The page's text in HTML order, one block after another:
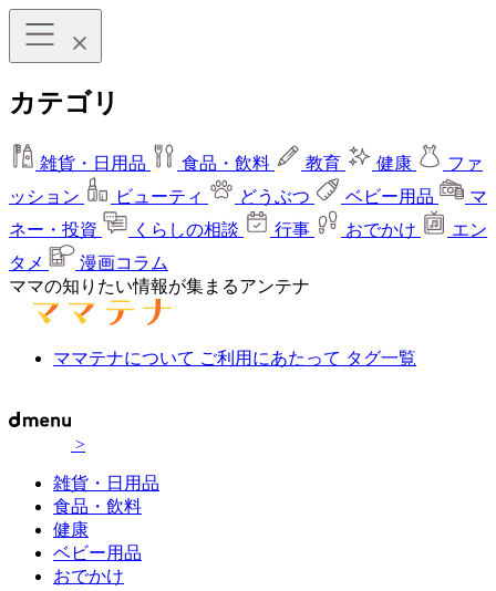
カテゴリ
雑貨・日用品 食品・飲料 教育 健康
ファ
ッション
ビューティ どうぶつ ベビー用品
マ
ネー・投資
くらしの相談 行事 おでかけ
エン
タメ
漫画コラム
ママの知りたい情報が集まるアンテナ
ママテナについて ご利用にあたって タグ一覧
>
雑貨・日用品
食品・飲料
健康
ベビー用品
おでかけ